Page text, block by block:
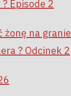
Episode 2
żonę na granie
? Odcinek 2